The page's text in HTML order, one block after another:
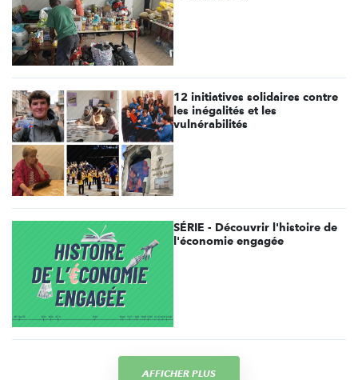
12 initiatives solidaires contre
les inégalités et les
vulnérabilités
SÉRIE - Découvrir l'histoire de
l'économie engagée
AFFICHER PLUS